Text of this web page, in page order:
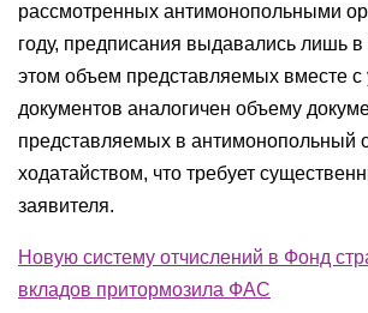
рассмотренных антимонопольными
году, предписания выдавались лишь
этом объем представляемых вместе
документов аналогичен объему
представляемых в антимонопольный
ходатайством, что требует
заявителя.
Новую систему отчислений в Фонд
вкладов притормозила ФАС